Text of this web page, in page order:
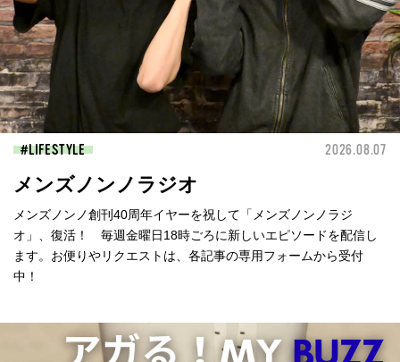
LIFESTYLE 2026.08.07
メンズノンノラジオ
メンズノンノ創刊40周年イヤーを祝して「メンズノンノラジ
オ」、復活！ 毎週金曜日18時ごろに新しいエピソードを配信し
ます。お便りやリクエストは、各記事の専用フォームから受付
中！